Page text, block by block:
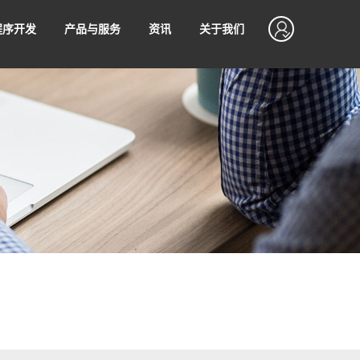
SEO优化
网站管理服务
网站代运营
序开发
序支付接入
使用微信支付进行收款满足
产品与服务
产
资讯
序运营技巧
关于我们
售后支持
无忧售后，7*24小时不间断售后服务